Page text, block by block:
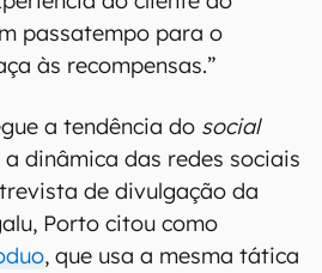
passatempo para o
às recompensas.”
a tendência do social
a dinâmica das redes sociais
de divulgação da
Porto citou como
, que usa a mesma tática